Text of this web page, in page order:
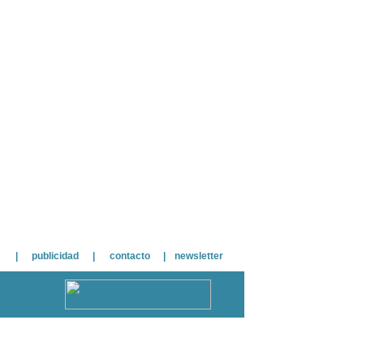
publicidad contacto newsletter